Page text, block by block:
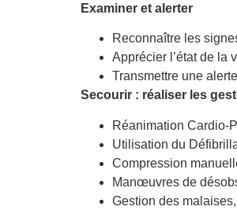
Examiner et alerter
Reconnaître les
Apprécier l’état de la
Transmettre une
Secourir : réaliser les
Réanimation Cardio-
Utilisation du
Compression
Manœuvres de
Gestion des